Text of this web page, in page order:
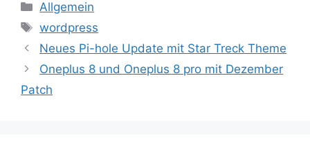
Kategorien
Allgemein
Schlagwörter
wordpress
Neues Pi-hole Update mit Star Treck Theme
Oneplus 8 und Oneplus 8 pro mit Dezember
Patch